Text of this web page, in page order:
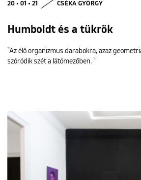
20 • 01 • 21 CSÉKA GYÖRGY
Humboldt és a tükrök
"Az élő organizmus darabokra, azaz
szóródik szét a látómezőben. "